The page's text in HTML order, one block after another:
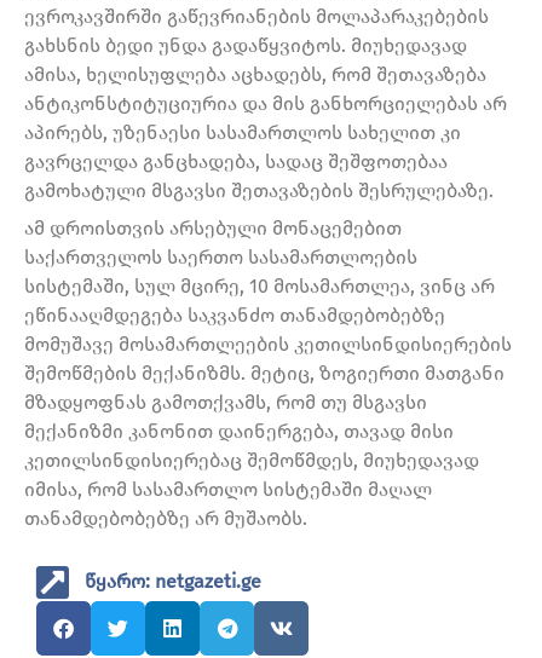
ევროკავშირში გაწევრიანების მოლაპარაკებების
გახსნის ბედი უნდა გადაწყვიტოს. მიუხედავად
ამისა, ხელისუფლება აცხადებს, რომ შეთავაზება
ანტიკონსტიტუციურია და მის განხორციელებას არ
აპირებს, უზენაესი სასამართლოს სახელით კი
გავრცელდა განცხადება, სადაც შეშფოთებაა
გამოხატული მსგავსი შეთავაზების შესრულებაზე.
ამ დროისთვის არსებული მონაცემებით
საქართველოს საერთო სასამართლოების
სისტემაში, სულ მცირე, 10 მოსამართლეა, ვინც არ
ეწინააღმდეგება საკვანძო თანამდებობებზე
მომუშავე მოსამართლეების კეთილსინდისიერების
შემოწმების მექანიზმს. მეტიც, ზოგიერთი მათგანი
მზადყოფნას გამოთქვამს, რომ თუ მსგავსი
მექანიზმი კანონით დაინერგება, თავად მისი
კეთილსინდისიერებაც შემოწმდეს, მიუხედავად
იმისა, რომ სასამართლო სისტემაში მაღალ
თანამდებობებზე არ მუშაობს.
წყარო: netgazeti.ge